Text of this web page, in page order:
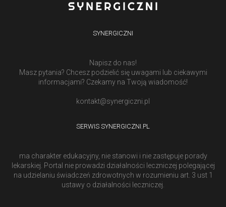
SYNERGICZNI
Napisz do nas!
Masz pytania? Chcesz podzielić się uwagami lub ciekawymi
informacjami? Czekamy na Twoją wiadomość!
kontakt@synergiczni.pl
SERWIS SYNERGICZNI.PL
ma charakter edukacyjny, nie stanowi i nie zastępuje porady
lekarskiej. Portal nie prowadzi działalności leczniczej polegającej
na udzielaniu świadczeń zdrowotnych w rozumieniu art. 3 ust 1
ustawy o działalności leczniczej.